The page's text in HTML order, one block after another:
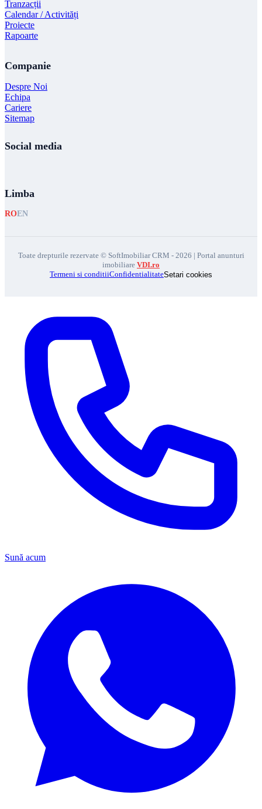
Tranzacții
Calendar / Activități
Proiecte
Rapoarte
Companie
Despre Noi
Echipa
Cariere
Sitemap
Social media
Limba
ROEN
Toate drepturile rezervate © SoftImobiliar CRM - 2026 | Portal anunturi
imobiliare VDI.ro
Termeni si conditiiConfidentialitateSetari cookies
Sună acum